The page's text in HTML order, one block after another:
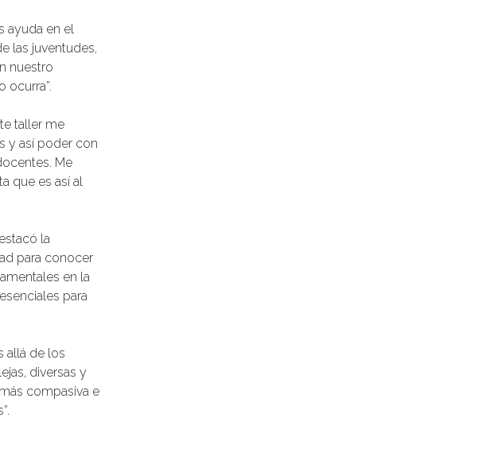
ayuda en el
las juventudes,
nuestro
ocurra”.
taller me
y así poder con
Me
que es así al
la
para conocer
en la
para
allá de los
diversas y
compasiva e